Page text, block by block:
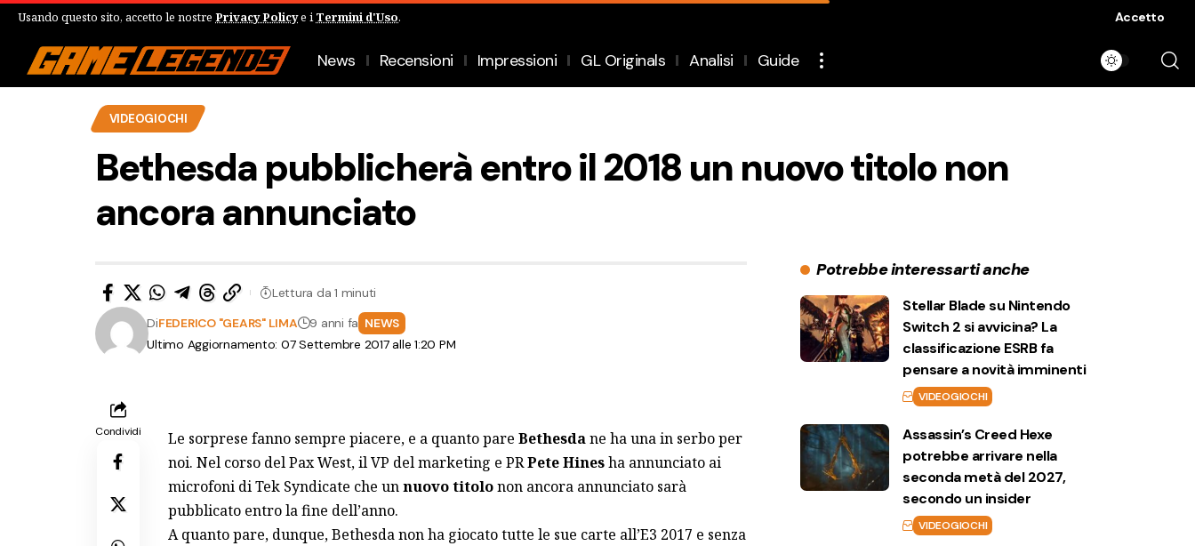
Usando questo sito, accetto le nostre Privacy Policye i Termini d'Uso. Accetto
News Recensioni Impressioni GL Originals Analisi Guide
VIDEOGIOCHI
Bethesda pubblicherà entro il 2018 un nuovo titolo non
ancora annunciato
Ultimo Aggiornamento: 07 Settembre 2017 alle 1:20 PM
DiFEDERICO "GEARS" LIMA 9 anni fa NEWS
Lettura da 1 minuti
Condividi Le sorprese fanno sempre piacere, e a quanto pare Bethesdane ha una in serbo per
noi. Nel corso del Pax West, il VP del marketing e PRPete Hinesha annunciato ai
microfoni diTek Syndicate che unnuovo titolonon ancora annunciato sarà
pubblicato entro la fine dell’anno.
A quanto pare, dunque, Bethesda non ha giocato tutte le sue carte all’E3 2017 e senza
Potrebbe interessarti anche
Stellar Blade su Nintendo
Switch 2 si avvicina? La
classificazione ESRB fa
pensare a novità imminenti
VIDEOGIOCHI
Assassin’s Creed Hexe
potrebbe arrivare nella
seconda metà del 2027,
secondo un insider
VIDEOGIOCHI